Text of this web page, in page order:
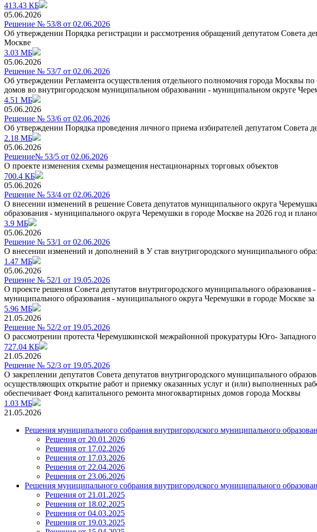
413.43 КБ
05.06.2026
Решение № 53/8 от 02.06.2026
Об утверждении Порядка регистрации и рассмотрения обращений депутатом Совета
Москве
3.03 МБ
05.06.2026
Решение № 53/7 от 02.06.2026
Об утверждении Регламента осуществления отдельного полномочия города Москвы
домов во внутригородском муниципальном образовании - муниципальном округе
4.51 МБ
05.06.2026
Решение № 53/6 от 02.06.2026
Об утверждении Порядка проведения личного приема избирателей депутатом
2.18 МБ
05.06.2026
Решение№ 53/5 от 02.06.2026
О проекте изменения схемы размещения нестационарных торговых объектов
700.4 КБ
05.06.2026
Решение № 53/4 от 02.06.2026
О внесении изменений в решение Совета депутатов муниципального округа
образования - муниципального округа Черемушки в городе Москве на 2026 год и
3.9 МБ
05.06.2026
Решение № 53/1 от 02.06.2026
О внесении изменений и дополнений в У став внутригородского муниципального
1.47 МБ
05.06.2026
Решение № 52/1 от 19.05.2026
О проекте решения Совета депутатов внутригородского муниципального
муниципального образования - муниципального округа Черемушки в городе Москве за
5.96 МБ
21.05.2026
Решение № 52/2 от 19.05.2026
О рассмотрении протеста Черемушкинской межрайонной прокуратуры Юго-
727.04 КБ
21.05.2026
Решение № 52/3 от 19.05.2026
О закреплении депутатов Совета депутатов внутригородского муниципального
осуществляющих открытие работ и приемку оказанных услуг и (или) выполненных
обеспечивает Фонд капитального ремонта многоквартирных домов города Москвы
1.03 МБ
21.05.2026
Решения муниципального собрания внутригородского муниципального
Решения от 20.01.2026
Решения от 17.02.2026
Решения от 17.03.2026
Решения от 22.04.2026
Решения от 23.06.2026
Решения муниципального собрания внутригородского муниципального
Решения от 21.01.2025
Решения от 18.02.2025
Решения от 04.03.2025
Решения от 19.03.2025